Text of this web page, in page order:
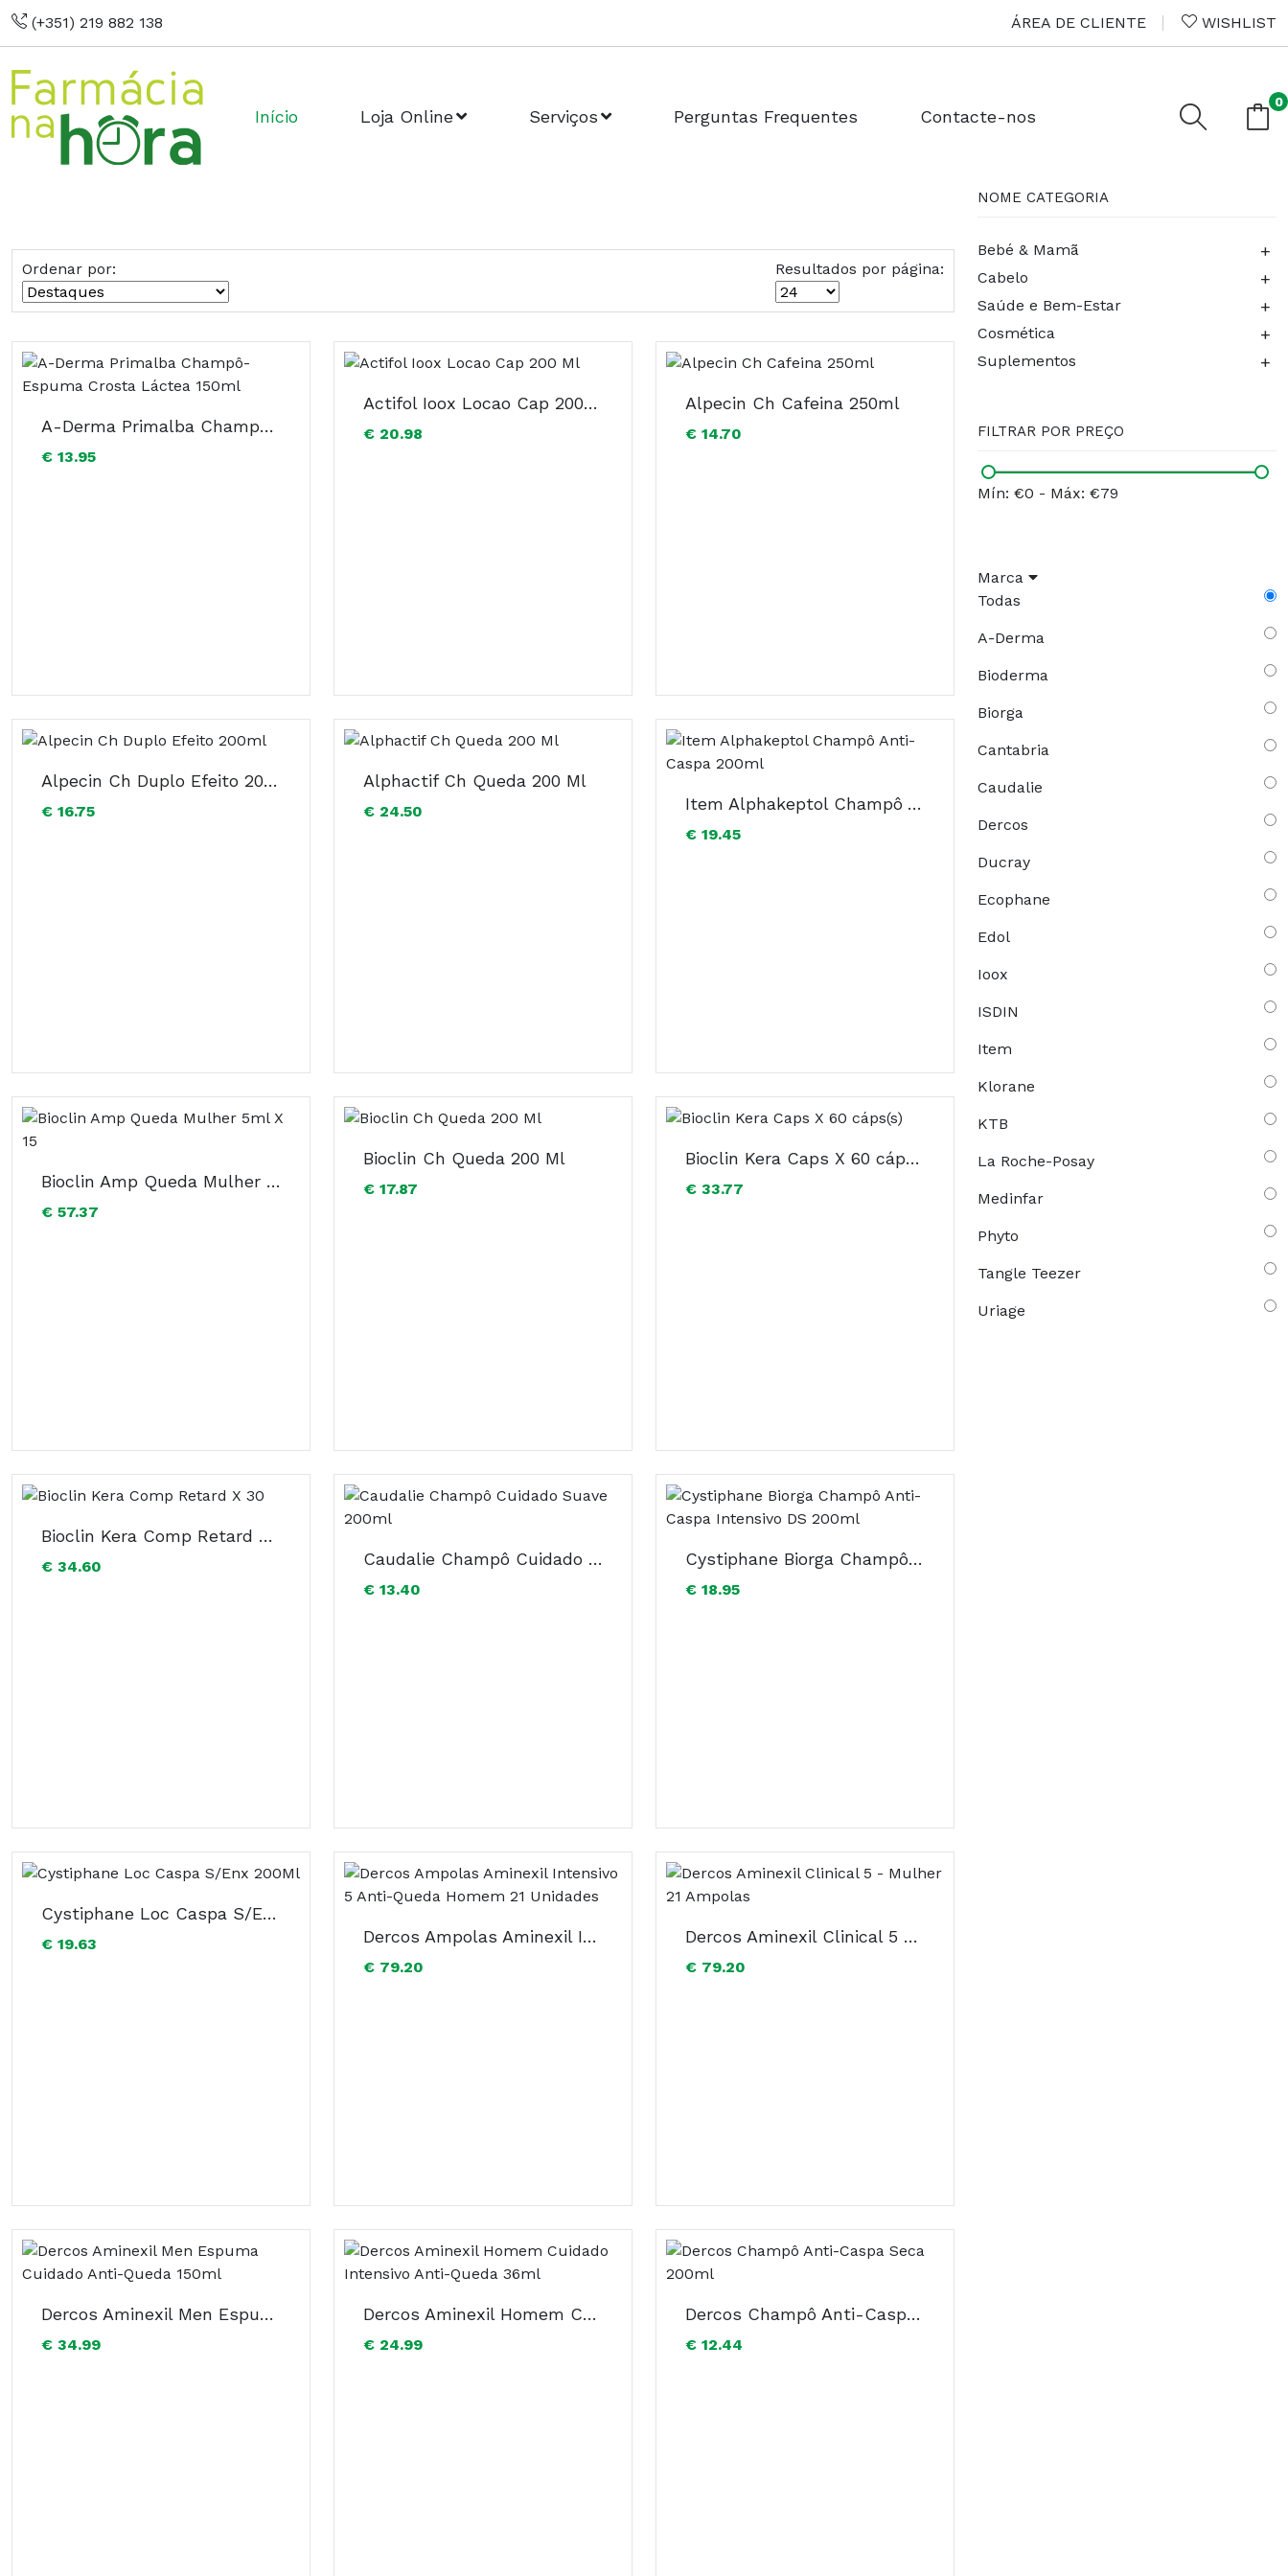
(+351) 219 882 138 ÁREA DE CLIENTE WISHLIST
Início Loja Online Serviços Perguntas Frequentes Contacte-nos
0
Ordenar por: Resultados por página:
A-Derma Primalba Champô-Espuma Crosta Láctea 150ml
€ 13.95
Actifol Ioox Locao Cap 200 Ml
€ 20.98
Alpecin Ch Cafeina 250ml
€ 14.70
Alpecin Ch Duplo Efeito 200ml
€ 16.75
Alphactif Ch Queda 200 Ml
€ 24.50 Item Alphakeptol Champô Anti-Caspa 200ml
€ 19.45
Bioclin Amp Queda Mulher 5ml X 15
€ 57.37
Bioclin Ch Queda 200 Ml
€ 17.87
Bioclin Kera Caps X 60 cáps(s)
€ 33.77
Bioclin Kera Comp Retard X 30
€ 34.60 Caudalie Champô Cuidado Suave 200ml
€ 13.40
Cystiphane Biorga Champô Anti-Caspa Intensivo DS 200ml
€ 18.95
Cystiphane Loc Caspa S/Enx 200Ml
€ 19.63 Dercos Ampolas Aminexil Intensivo 5 Anti-Queda Homem 21 Unidades
€ 79.20
Dercos Aminexil Clinical 5 - Mulher 21 Ampolas
€ 79.20
Dercos Aminexil Men Espuma Cuidado Anti-Queda 150ml
€ 34.99
Dercos Aminexil Homem Cuidado Intensivo Anti-Queda 36ml
€ 24.99
Dercos Champô Anti-Caspa Seca 200ml
€ 12.44
NOME CATEGORIA
Bebé & Mamã +
Cabelo +
Saúde e Bem-Estar +
Cosmética +
Suplementos +
FILTRAR POR PREÇO
Mín: €0 - Máx: €79
Marca
Todas
A-Derma
Bioderma
Biorga
Cantabria
Caudalie
Dercos
Ducray
Ecophane
Edol
Ioox
ISDIN
Item
Klorane
KTB
La Roche-Posay
Medinfar
Phyto
Tangle Teezer
Uriage